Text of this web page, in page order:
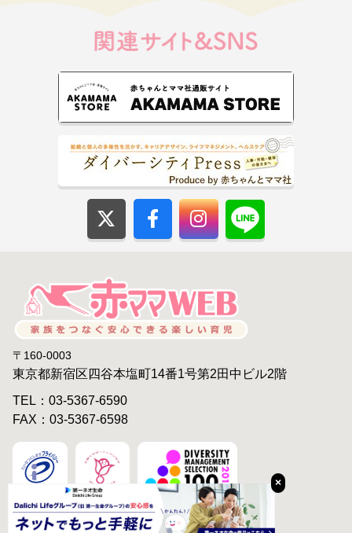
×
〒160-0003
東京都新宿区四谷本塩町14番1号第2田中ビル2階
TEL：03-5367-6590
FAX：03-5367-6598